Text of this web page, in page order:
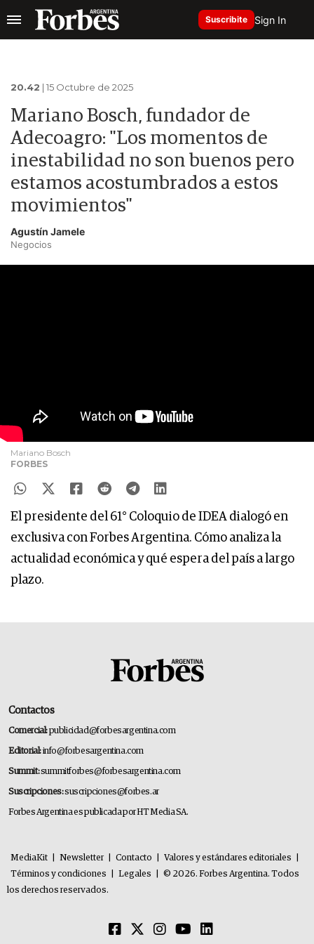
Suscribite Sign In
20.42 | 15 Octubre de 2025
Mariano Bosch, fundador de
Adecoagro: "Los momentos de
inestabilidad no son buenos pero
estamos acostumbrados a estos
movimientos"
Agustín Jamele
Negocios
Mariano Bosch
FORBES
El presidente del 61° Coloquio de IDEA dialogó en
exclusiva con Forbes Argentina. Cómo analiza la
actualidad económica y qué espera del país a largo
plazo.
Contactos
Comercial:publicidad@forbesargentina.com
Editorial:info@forbesargentina.com
Summit:summitforbes@forbesargentina.com
Suscripciones:suscripciones@forbes.ar
Forbes Argentina es publicada por HT Media SA.
MediaKit Newsletter Contacto Valores y estándares editoriales
Términos y condiciones
Legales
© 2026. Forbes Argentina. Todos
los derechos reservados.